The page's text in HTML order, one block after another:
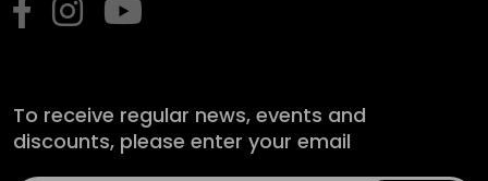
To receive regular news, events and
discounts, please enter your email